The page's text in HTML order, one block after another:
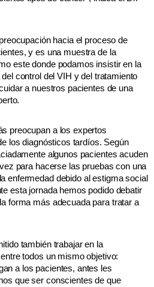
hacia el proceso de
y es una muestra de la
este donde podamos insistir en la
control del VIH y del tratamiento
a nuestros pacientes de una
preocupan a los expertos
los diagnósticos tardíos. Según
algunos pacientes acuden
para hacerse las pruebas con una
enfermedad debido al estigma social
esta jornada hemos podido debatir
forma más adecuada para tratar a
también trabajar en la
todos un mismo objetivo:
a los pacientes, antes les
que ser conscientes de que